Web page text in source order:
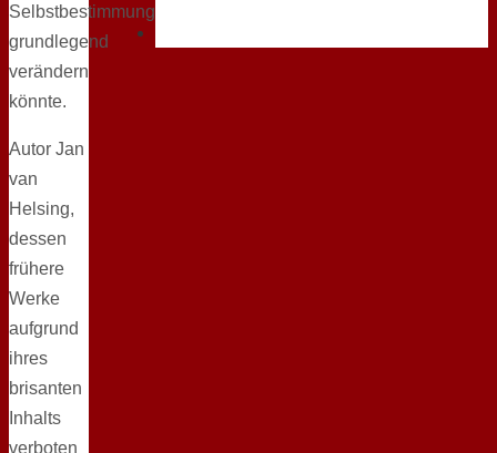
Selbstbestimmung
grundlegend
verändern
könnte.
Autor Jan
van
Helsing,
dessen
frühere
Werke
aufgrund
ihres
brisanten
Inhalts
verboten